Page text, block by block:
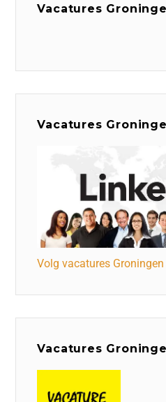
Vacatures
Vacatures
Volg vacatures
Vacatures